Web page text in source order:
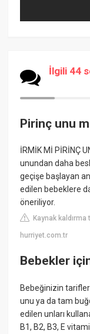
İlgili 44
Pirinç unu
İRMİK Mİ PİRİNÇ
unundan daha
geçişe başlayan
edilen bebeklere
öneriliyor.
Kaynak kaldırma
hurriyet.com.tr
Bebekler
Bebeğinizin
unu ya da tam
edilen unları
B1, B2, B3, E